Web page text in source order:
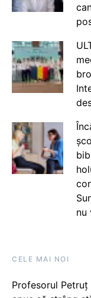
nu
CELE MAI NOI
Profesorul